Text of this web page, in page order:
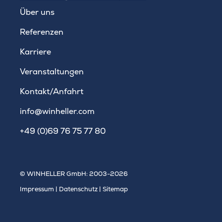
Über uns
Referenzen
Karriere
Veranstaltungen
Kontakt/Anfahrt
info@winheller.com
+49 (0)69 76 75 77 80
© WINHELLER GmbH: 2003-2026
Impressum | Datenschutz | Sitemap